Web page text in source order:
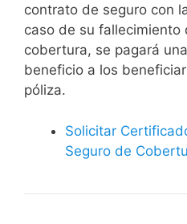
contrato de seguro con
caso de su
cobertura, se pagará
beneficio a los
póliza.
Solicitar
Seguro de